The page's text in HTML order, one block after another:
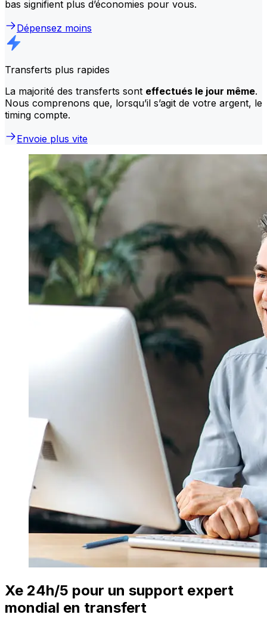
bas signifient plus d’économies pour vous.
Dépensez moins
Transferts plus rapides
La majorité des transferts sont effectués le jour même.
Nous comprenons que, lorsqu’il s’agit de votre argent, le
timing compte.
Envoie plus vite
Xe 24h/5 pour un support expert
mondial en transfert